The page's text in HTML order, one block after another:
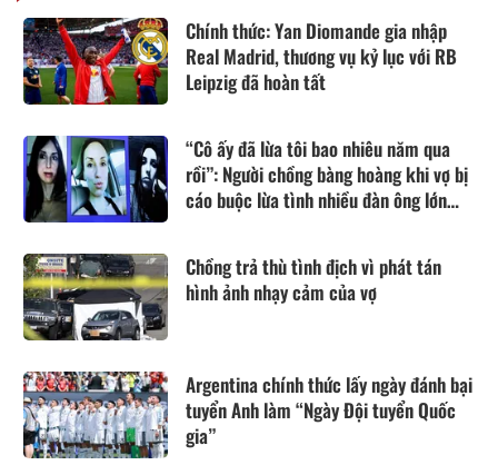
Chính thức: Yan Diomande gia nhập
Real Madrid, thương vụ kỷ lục với RB
Leipzig đã hoàn tất
“Cô ấy đã lừa tôi bao nhiêu năm qua
rồi”: Người chồng bàng hoàng khi vợ bị
cáo buộc lừa tình nhiều đàn ông lớn
Chồng trả thù tình địch vì phát tán
hình ảnh nhạy cảm của vợ
Argentina chính thức lấy ngày đánh bại
tuyển Anh làm “Ngày Đội tuyển Quốc
gia”